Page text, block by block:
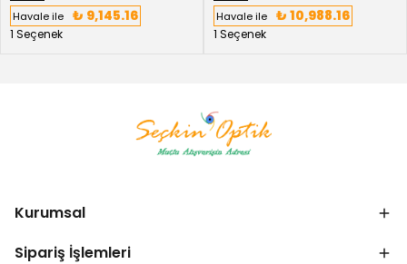
Havale ile ₺ 9,145.16
1 Seçenek
Havale ile ₺ 10,988.16
1 Seçenek
Kurumsal
Sipariş İşlemleri